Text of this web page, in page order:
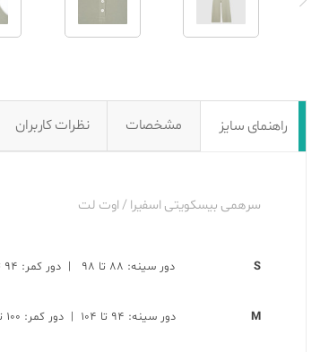
راهنمای سایز مشخصات نظرات کاربران
سرهمی بیسکویتی اسفیرا / اوت لت
S دور سینه: ۸۸ تا ۹۸ | دور کمر: ۹۴ تا ۱۰۴ | دور باسن: ۱۱۶ تا ۱۲۶ | دور ران: ۱± ۶۴ تا ۷۰ | قد: ۱± ۱۳۳
M دور سینه: ۹۴ تا ۱۰۴ | دور کمر: ۱۰۰ تا ۱۱۰ | دور باسن: ۱۲۰ تا ۱۳۰ | دور ران: ۱± ۶۶ تا ۷۲ | قد: ۱± ۱۳۴